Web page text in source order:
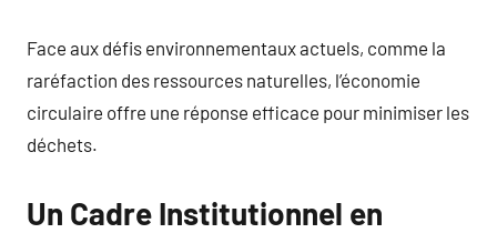
Face aux défis environnementaux actuels, comme la
raréfaction des ressources naturelles, l’économie
circulaire offre une réponse efficace pour minimiser les
déchets.
Un Cadre Institutionnel en